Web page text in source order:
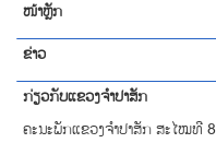
ໜ້າຫຼັກ
ຂ່າວ
ກ່ຽວກັບແຂວງຈຳປາສັກ
ຄະນະພັກແຂວງຈຳປາສັກ ສະໄໝທີ 8